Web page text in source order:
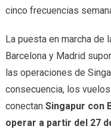
cinco frecuencias
La puesta en marcha de
Barcelona y Madrid
las operaciones de
consecuencia, los
conectan Singapur con
operar a partir del 27